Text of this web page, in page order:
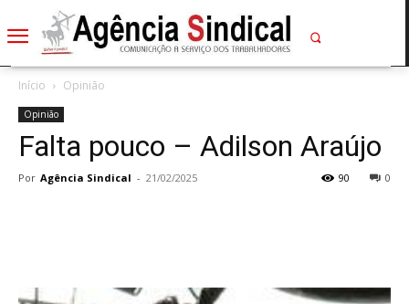
Início Opinião
Opinião
Falta pouco – Adilson Araújo
Por Agência Sindical - 21/02/2025 0
90